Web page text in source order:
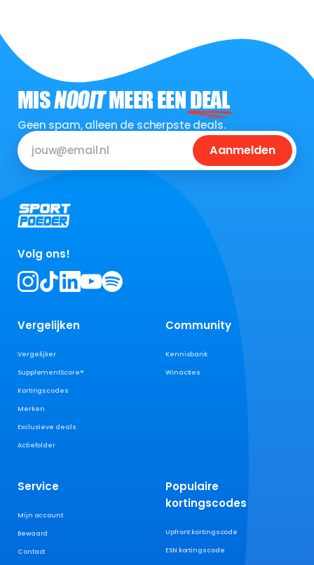
MISNOOITMEER EENDEAL
Geen spam, alleen de scherpste deals.
Aanmelden
Volg ons!
Vergelijken
Vergelijker
SupplementScore®
Kortingscodes
Merken
Exclusieve deals
Actiefolder
Community
Kennisbank
Winacties
Service
Mijn account
Bewaard
Contact
Populaire
kortingscodes
Upfront kortingscode
ESN kortingscode